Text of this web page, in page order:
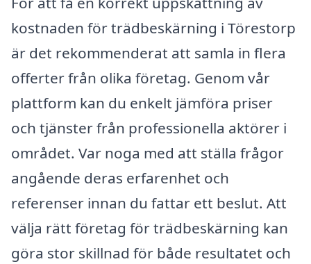
kostnaden för trädbeskärning i Törestorp
är det rekommenderat att samla in flera
offerter från olika företag. Genom vår
plattform kan du enkelt jämföra priser
och tjänster från professionella aktörer i
området. Var noga med att ställa frågor
angående deras erfarenhet och
referenser innan du fattar ett beslut. Att
välja rätt företag för trädbeskärning kan
göra stor skillnad för både resultatet och